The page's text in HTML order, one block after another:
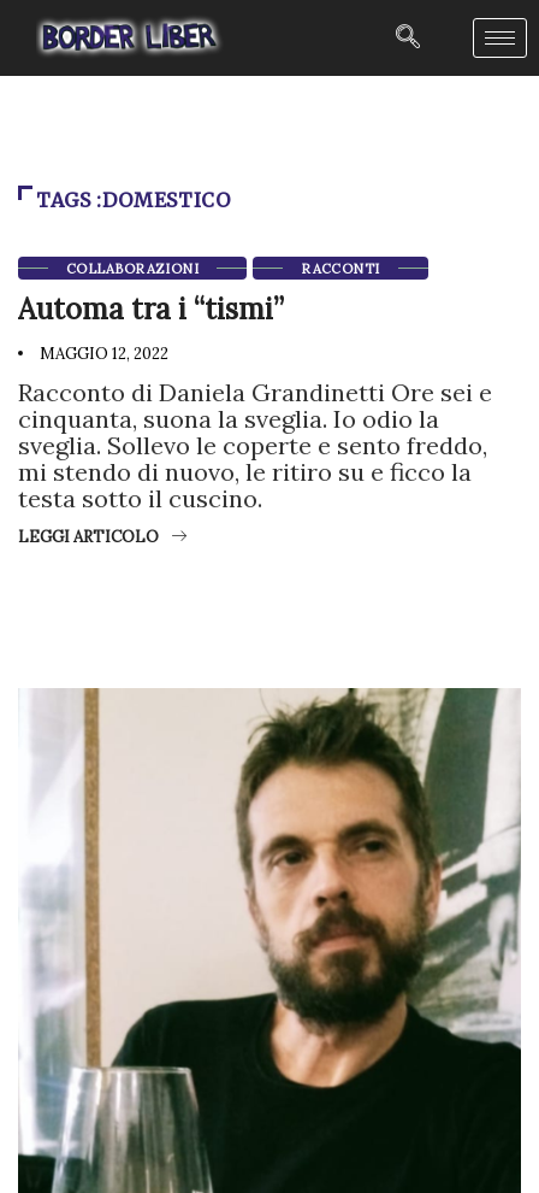
TAGS :DOMESTICO
COLLABORAZIONI RACCONTI
Automa tra i “tismi”
MAGGIO 12, 2022
Racconto di Daniela Grandinetti Ore sei e
cinquanta, suona la sveglia. Io odio la
sveglia. Sollevo le coperte e sento freddo,
mi stendo di nuovo, le ritiro su e ficco la
testa sotto il cuscino.
LEGGI ARTICOLO